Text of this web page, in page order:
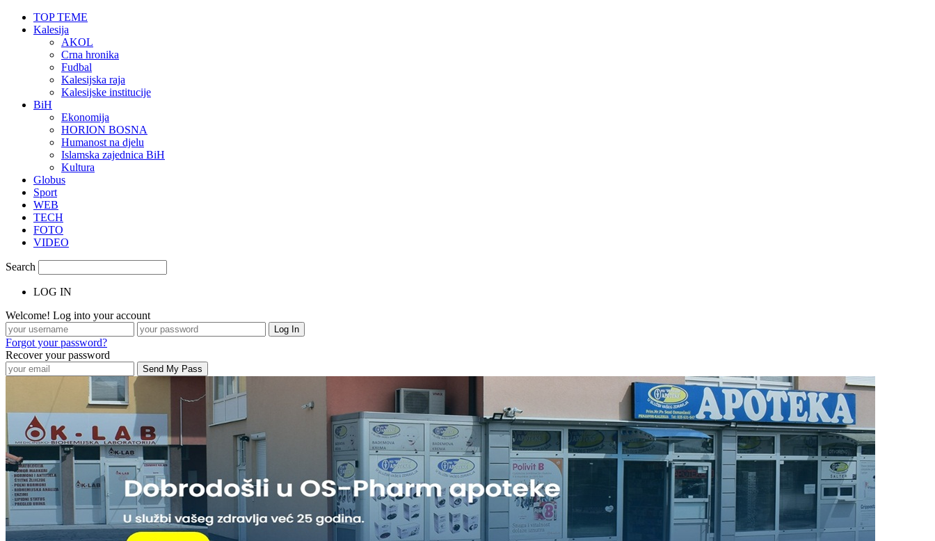
TOP TEME
Kalesija
AKOL
Crna hronika
Fudbal
Kalesijska raja
Kalesijske institucije
BiH
Ekonomija
HORION BOSNA
Humanost na djelu
Islamska zajednica BiH
Kultura
Globus
Sport
WEB
TECH
FOTO
VIDEO
Search
LOG IN
Welcome! Log into your account
Forgot your password?
Recover your password